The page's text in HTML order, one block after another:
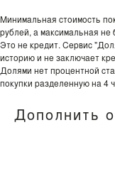
Минимальная стоимость
рублей, а максимальная не
Это не кредит. Сервис
историю и не заключает
Долями нет процентной
покупки разделенную на 4
Дополнить